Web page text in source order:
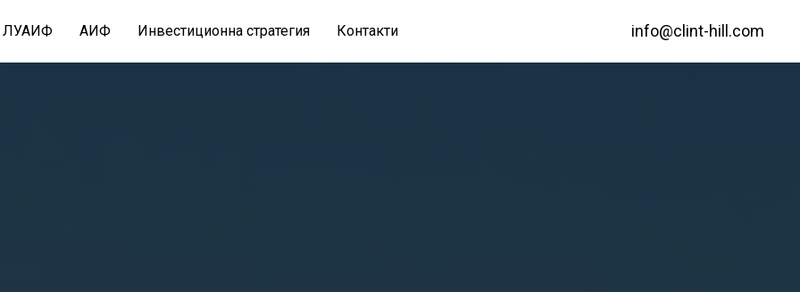
ЛУАИФ АИФ Инвестиционна стратегия Контакти info@clint-hill.com